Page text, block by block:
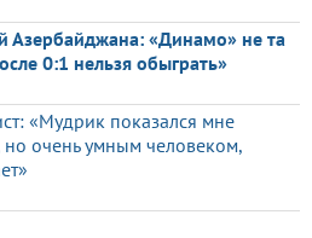
Азербайджана: «Динамо» не та
0:1 нельзя обыграть»
«Мудрик показался мне
очень умным человеком,